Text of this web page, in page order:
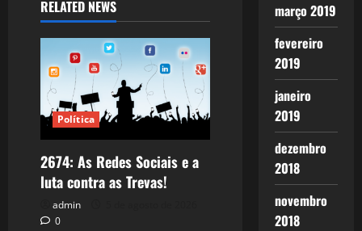
RELATED NEWS
Política
2674: As Redes Sociais e a
luta contra as Trevas!
admin
0
março 2019
fevereiro
2019
janeiro
2019
dezembro
2018
novembro
2018